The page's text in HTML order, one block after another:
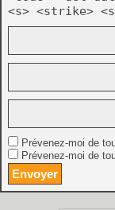
<s> <strike>
Prévenez-moi de
Prévenez-moi de